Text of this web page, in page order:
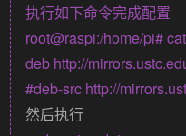
Nyx
关于我
执行如下命令完成配置
root@raspi:/home/pi#
deb http://
然后执行